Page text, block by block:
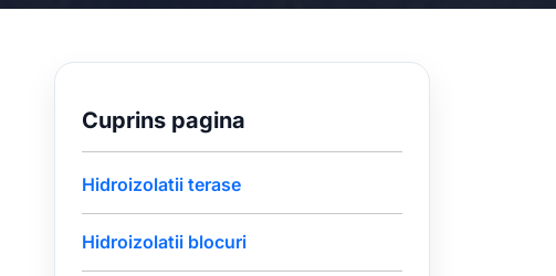
Cuprins pagina
Hidroizolatii terase
Hidroizolatii blocuri